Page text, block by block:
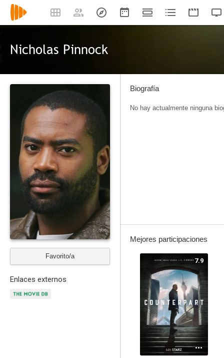
Nicholas Pinnock
Favorito/a
Enlaces externos
Biografía
No hay actualmente ninguna
Mejores participaciones
7.9